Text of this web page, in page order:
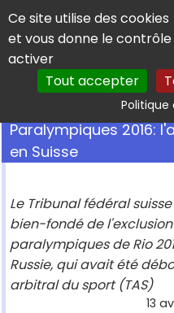
Panneau de gestion des
Ce site utilise des cookies
et vous donne le contrôle
activer
Tout accepter
Paralympiques 2016:
en Suisse
Le Tribunal fédéral
bien-fondé de
paralympiques de Rio
Russie, qui avait été
arbitral du sport (TAS)
13